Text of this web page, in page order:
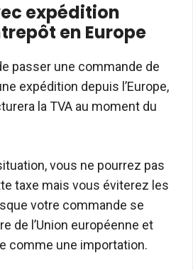
expédition
en Europe
passer une commande de
expédition depuis l’Europe,
la TVA au moment du
vous ne pourrez pas
taxe mais vous éviterez les
votre commande se
de l’Union européenne et
comme une importation.